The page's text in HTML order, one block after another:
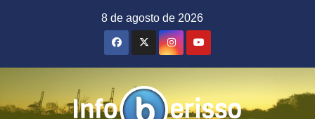
8 de agosto de 2026